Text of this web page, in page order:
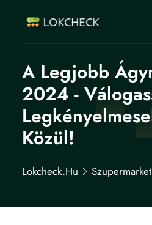
A Legjobb
2024 -
Közül!
Lokcheck.hu Szupermarket